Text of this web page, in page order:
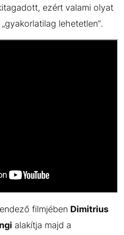
ezért valami olyat
lehetetlen”.
filmjében Dimitrius
alakítja majd a